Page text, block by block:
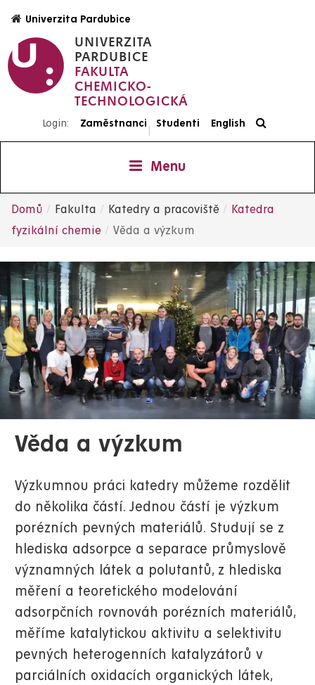
hlavnímu
obsahu
UNIVERZITA
PARDUBICE
FAKULTA
CHEMICKO-
TECHNOLOGICKÁ
Univerzita Pardubice
Login: Zaměstnanci
|
Studenti English
Menu
Drobečková
navigace
Domů Fakulta Katedry a pracoviště
Katedra
fyzikální chemie
Věda a výzkum
Věda a výzkum
Výzkumnou práci katedry můžeme rozdělit
do několika částí. Jednou částí je výzkum
porézních pevných materiálů. Studují se z
hlediska adsorpce a separace průmyslově
významných látek a polutantů, z hlediska
měření a teoretického modelování
adsorpčních rovnováh porézních materiálů,
měříme katalytickou aktivitu a selektivitu
pevných heterogenních katalyzátorů v
parciálních oxidacích organických látek,